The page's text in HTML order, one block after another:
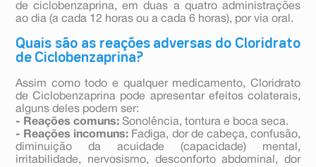
de ciclobenzaprina, em duas a quatro administrações
ao dia (a cada 12 horas ou a cada 6 horas), por via oral.
Quais são as reações adversas do Cloridrato
de Ciclobenzaprina?
Assim como todo e qualquer medicamento, Cloridrato
de Ciclobenzaprina pode apresentar efeitos colaterais,
alguns deles podem ser:
- Reações comuns: Sonolência, tontura e boca seca.
- Reações incomuns: Fadiga, dor de cabeça, confusão,
diminuição da acuidade (capacidade) mental,
irritabilidade, nervosismo, desconforto abdominal, dor